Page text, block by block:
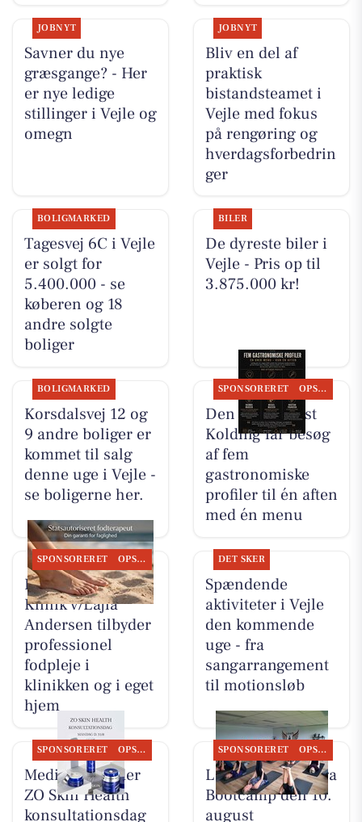
JOBNYT
Savner du nye
græsgange? - Her
er nye ledige
stillinger i Vejle og
omegn
JOBNYT
Bliv en del af
praktisk
bistandsteamet i
Vejle med fokus
på rengøring og
hverdagsforbedrin
ger
BOLIGMARKED
Tagesvej 6C i Vejle
er solgt for
5.400.000 - se
køberen og 18
andre solgte
boliger
BILER
De dyreste biler i
Vejle - Pris op til
3.875.000 kr!
BOLIGMARKED
Korsdalsvej 12 og
9 andre boliger er
kommet til salg
denne uge i Vejle -
se boligerne her.
SPONSORERET OPSLAGSTAVLEN
Den Hvide Hest
Kolding får besøg
af fem
gastronomiske
profiler til én aften
med én menu
SPONSORERET OPSLAGSTAVLEN
Fodterapeutisk
Klinik v/Lajla
Andersen tilbyder
professionel
fodpleje i
klinikken og i eget
hjem
DET SKER
Spændende
aktiviteter i Vejle
den kommende
uge - fra
sangarrangement
til motionsløb
SPONSORERET OPSLAGSTAVLEN
MediSkin holder
ZO Skin Health
konsultationsdag
SPONSORERET OPSLAGSTAVLEN
LeneS starter Yoga
Bootcamp den 10.
august